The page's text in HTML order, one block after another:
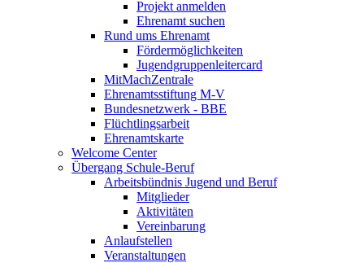
Projekt anmelden
Ehrenamt suchen
Rund ums Ehrenamt
Fördermöglichkeiten
Jugendgruppenleitercard
MitMachZentrale
Ehrenamtsstiftung M-V
Bundesnetzwerk - BBE
Flüchtlingsarbeit
Ehrenamtskarte
Welcome Center
Übergang Schule-Beruf
Arbeitsbündnis Jugend und Beruf
Mitglieder
Aktivitäten
Vereinbarung
Anlaufstellen
Veranstaltungen